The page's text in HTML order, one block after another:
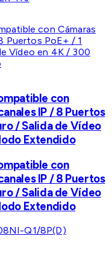
con
IP / 8 Puertos
/ Salida de Vídeo
Extendido
con
IP / 8 Puertos
/ Salida de Vídeo
Extendido
Q1/8P(D)